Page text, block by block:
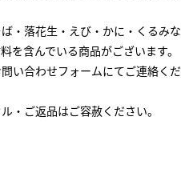
・落花生・えび・かに・くるみな
を含んでいる商品がございます。
い合わせフォームにてご連絡くだ
・ご返品はご容赦ください。